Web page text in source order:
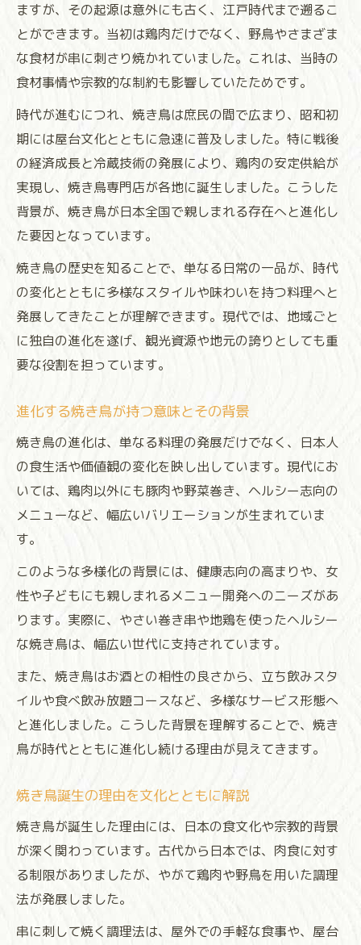
ますが、その起源は意外にも古く、江戸時代まで遡るこ
とができます。当初は鶏肉だけでなく、野鳥やさまざま
な食材が串に刺さり焼かれていました。これは、当時の
食材事情や宗教的な制約も影響していたためです。
時代が進むにつれ、焼き鳥は庶民の間で広まり、昭和初
期には屋台文化とともに急速に普及しました。特に戦後
の経済成長と冷蔵技術の発展により、鶏肉の安定供給が
実現し、焼き鳥専門店が各地に誕生しました。こうした
背景が、焼き鳥が日本全国で親しまれる存在へと進化し
た要因となっています。
焼き鳥の歴史を知ることで、単なる日常の一品が、時代
の変化とともに多様なスタイルや味わいを持つ料理へと
発展してきたことが理解できます。現代では、地域ごと
に独自の進化を遂げ、観光資源や地元の誇りとしても重
要な役割を担っています。
進化する焼き鳥が持つ意味とその背景
焼き鳥の進化は、単なる料理の発展だけでなく、日本人
の食生活や価値観の変化を映し出しています。現代にお
いては、鶏肉以外にも豚肉や野菜巻き、ヘルシー志向の
メニューなど、幅広いバリエーションが生まれていま
す。
このような多様化の背景には、健康志向の高まりや、女
性や子どもにも親しまれるメニュー開発へのニーズがあ
ります。実際に、やさい巻き串や地鶏を使ったヘルシー
な焼き鳥は、幅広い世代に支持されています。
また、焼き鳥はお酒との相性の良さから、立ち飲みスタ
イルや食べ飲み放題コースなど、多様なサービス形態へ
と進化しました。こうした背景を理解することで、焼き
鳥が時代とともに進化し続ける理由が見えてきます。
焼き鳥誕生の理由を文化とともに解説
焼き鳥が誕生した理由には、日本の食文化や宗教的背景
が深く関わっています。古代から日本では、肉食に対す
る制限がありましたが、やがて鶏肉や野鳥を用いた調理
法が発展しました。
串に刺して焼く調理法は、屋外での手軽な食事や、屋台